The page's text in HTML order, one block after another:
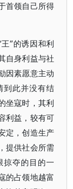
首领自己所得
”的诱因和利
自身利益与社
因素愿意主动
到此并没有结
坐寇时，其利
利益，较有可
定，创造生产
提供社会所需
掠夺的目的一
的占领地越富